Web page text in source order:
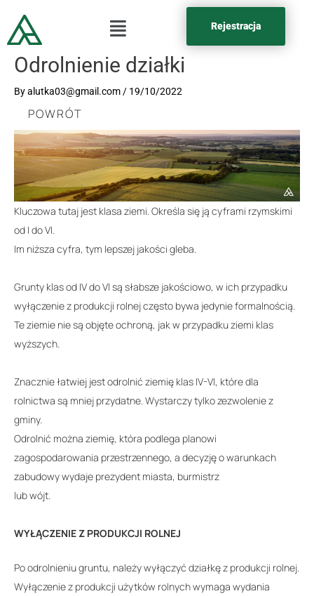
Rejestracja
Odrolnienie działki
Byalutka03@gmail.com / 19/10/2022
POWRÓT
Kluczowa tutaj jest klasa ziemi. Określa się ją cyframi rzymskimi
od I do VI.
Im niższa cyfra, tym lepszej jakości gleba.
Grunty klas od IV do VI są słabsze jakościowo, w ich przypadku
wyłączenie z produkcji rolnej często bywa jedynie formalnością.
Te ziemie nie są objęte ochroną, jak w przypadku ziemi klas
wyższych.
Znacznie łatwiej jest odrolnić ziemię klas IV-VI, które dla
rolnictwa są mniej przydatne. Wystarczy tylko zezwolenie z
gminy.
Odrolnić można ziemię, która podlega planowi
zagospodarowania przestrzennego, a decyzję o warunkach
zabudowy wydaje prezydent miasta, burmistrz
lub wójt.
WYŁĄCZENIE Z PRODUKCJI ROLNEJ
Po odrolnieniu gruntu, należy wyłączyć działkę z produkcji rolnej.
Wyłączenie z produkcji użytków rolnych wymaga wydania